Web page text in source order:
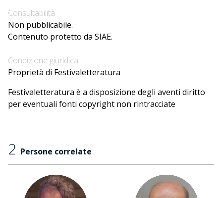
Consultabilità
Non pubblicabile.
Contenuto protetto da SIAE.
Condizione giuridica
Proprietà di Festivaletteratura
Festivaletteratura è a disposizione degli aventi diritto
per eventuali fonti copyright non rintracciate
2 Persone correlate